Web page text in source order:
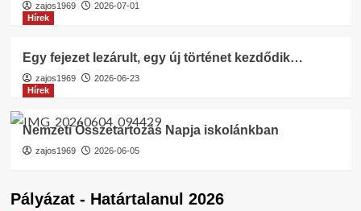
zajos1969
2026-07-01
Hírek
Egy fejezet lezárult, egy új történet kezdődik…
zajos1969
2026-06-23
Hírek
Nemzeti Összetartozás Napja iskolánkban
zajos1969 2026-06-05
Pályázat - Határtalanul 2026